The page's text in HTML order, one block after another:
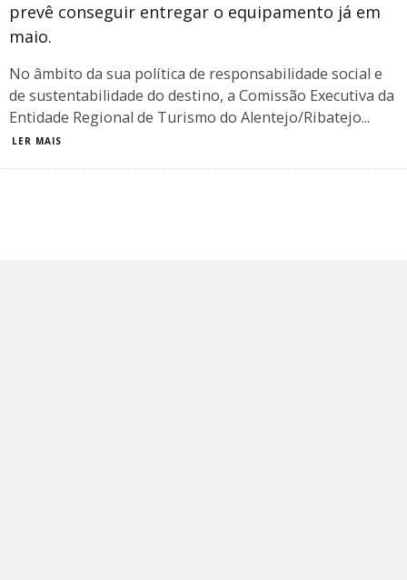
prevê conseguir entregar o equipamento já em
maio.
No âmbito da sua política de responsabilidade social e
de sustentabilidade do destino, a Comissão Executiva da
Entidade Regional de Turismo do Alentejo/Ribatejo...
LER MAIS